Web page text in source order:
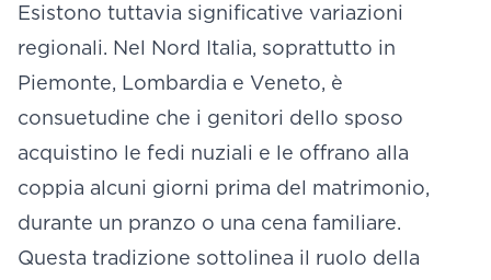
Esistono tuttavia significative variazioni
regionali. Nel Nord Italia, soprattutto in
Piemonte, Lombardia e Veneto, è
consuetudine che i genitori dello sposo
acquistino le fedi nuziali e le offrano alla
coppia alcuni giorni prima del matrimonio,
durante un pranzo o una cena familiare.
Questa tradizione sottolinea il ruolo della